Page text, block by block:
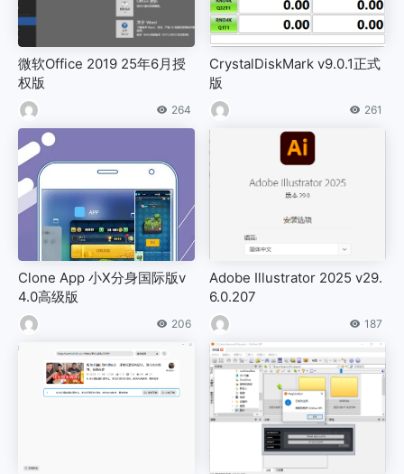
微软Office 2019 25年6月授
权版
264
CrystalDiskMark v9.0.1正式
版
261
Clone App 小X分身国际版v
4.0高级版
206
Adobe Illustrator 2025 v29.
6.0.207
187